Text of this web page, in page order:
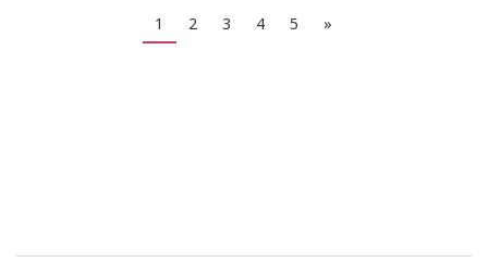
1 2 3 4 5 »